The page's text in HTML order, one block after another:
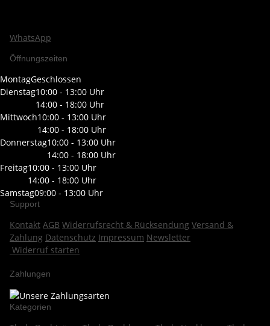
WhatsApp
Öffnungszeiten
MontagGeschlossen
Dienstag10:00 - 13:00 Uhr
14:00 - 18:00 Uhr
Mittwoch10:00 - 13:00 Uhr
14:00 - 18:00 Uhr
Donnerstag10:00 - 13:00 Uhr
14:00 - 18:00 Uhr
Freitag10:00 - 13:00 Uhr
14:00 - 18:00 Uhr
Samstag09:00 - 13:00 Uhr
Support
Kontakt AGB Widerrufsrecht & Rücksendung Versand &
Zahlung Datenschutz Impressum Newsletter
Widerruf starten
Zahlungen
Kategorien